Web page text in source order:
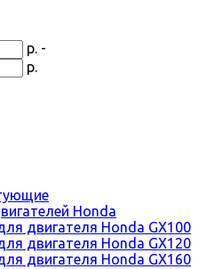
р. -
р.
Honda
двигателя Honda GX100
двигателя Honda GX120
двигателя Honda GX160